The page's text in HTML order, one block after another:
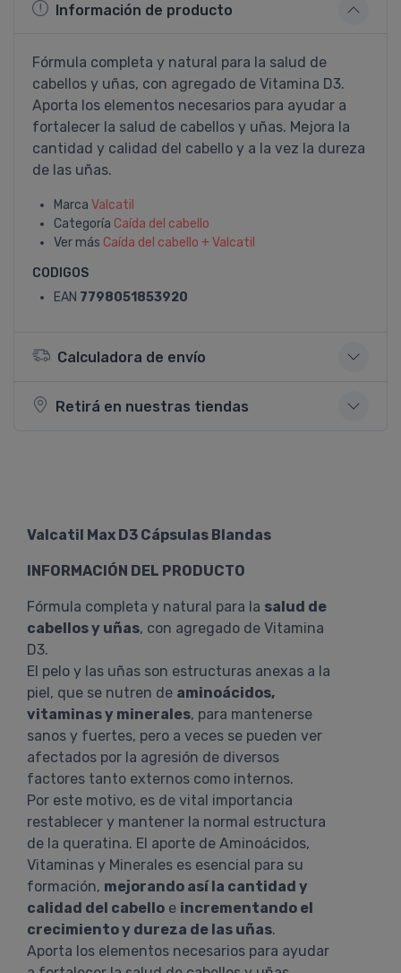
Información de producto
Fórmula completa y natural para la salud de
cabellos y uñas, con agregado de Vitamina D3.
Aporta los elementos necesarios para ayudar a
fortalecer la salud de cabellos y uñas. Mejora la
cantidad y calidad del cabello y a la vez la dureza
de las uñas.
Marca Valcatil
Categoría Caí­da del cabello
Ver más Caí­da del cabello + Valcatil
CODIGOS
EAN 7798051853920
Calculadora de envío
Retirá en nuestras tiendas
Valcatil Max D3 Cápsulas Blandas
INFORMACIÓN DEL PRODUCTO
Fórmula completa y natural para la salud de
cabellos y uñas, con agregado de Vitamina
D3.
El pelo y las uñas son estructuras anexas a la
piel, que se nutren de aminoácidos,
vitaminas y minerales, para mantenerse
sanos y fuertes, pero a veces se pueden ver
afectados por la agresión de diversos
factores tanto externos como internos.
Por este motivo, es de vital importancia
restablecer y mantener la normal estructura
de la queratina. El aporte de Aminoácidos,
Vitaminas y Minerales es esencial para su
formación, mejorando así la cantidad y
calidad del cabello e incrementando el
crecimiento y dureza de las uñas.
Aporta los elementos necesarios para ayudar